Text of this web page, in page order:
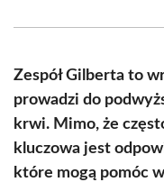
(Twitter)
Zespół Gilberta to
prowadzi do
krwi. Mimo, że
kluczowa jest
które mogą pomóc